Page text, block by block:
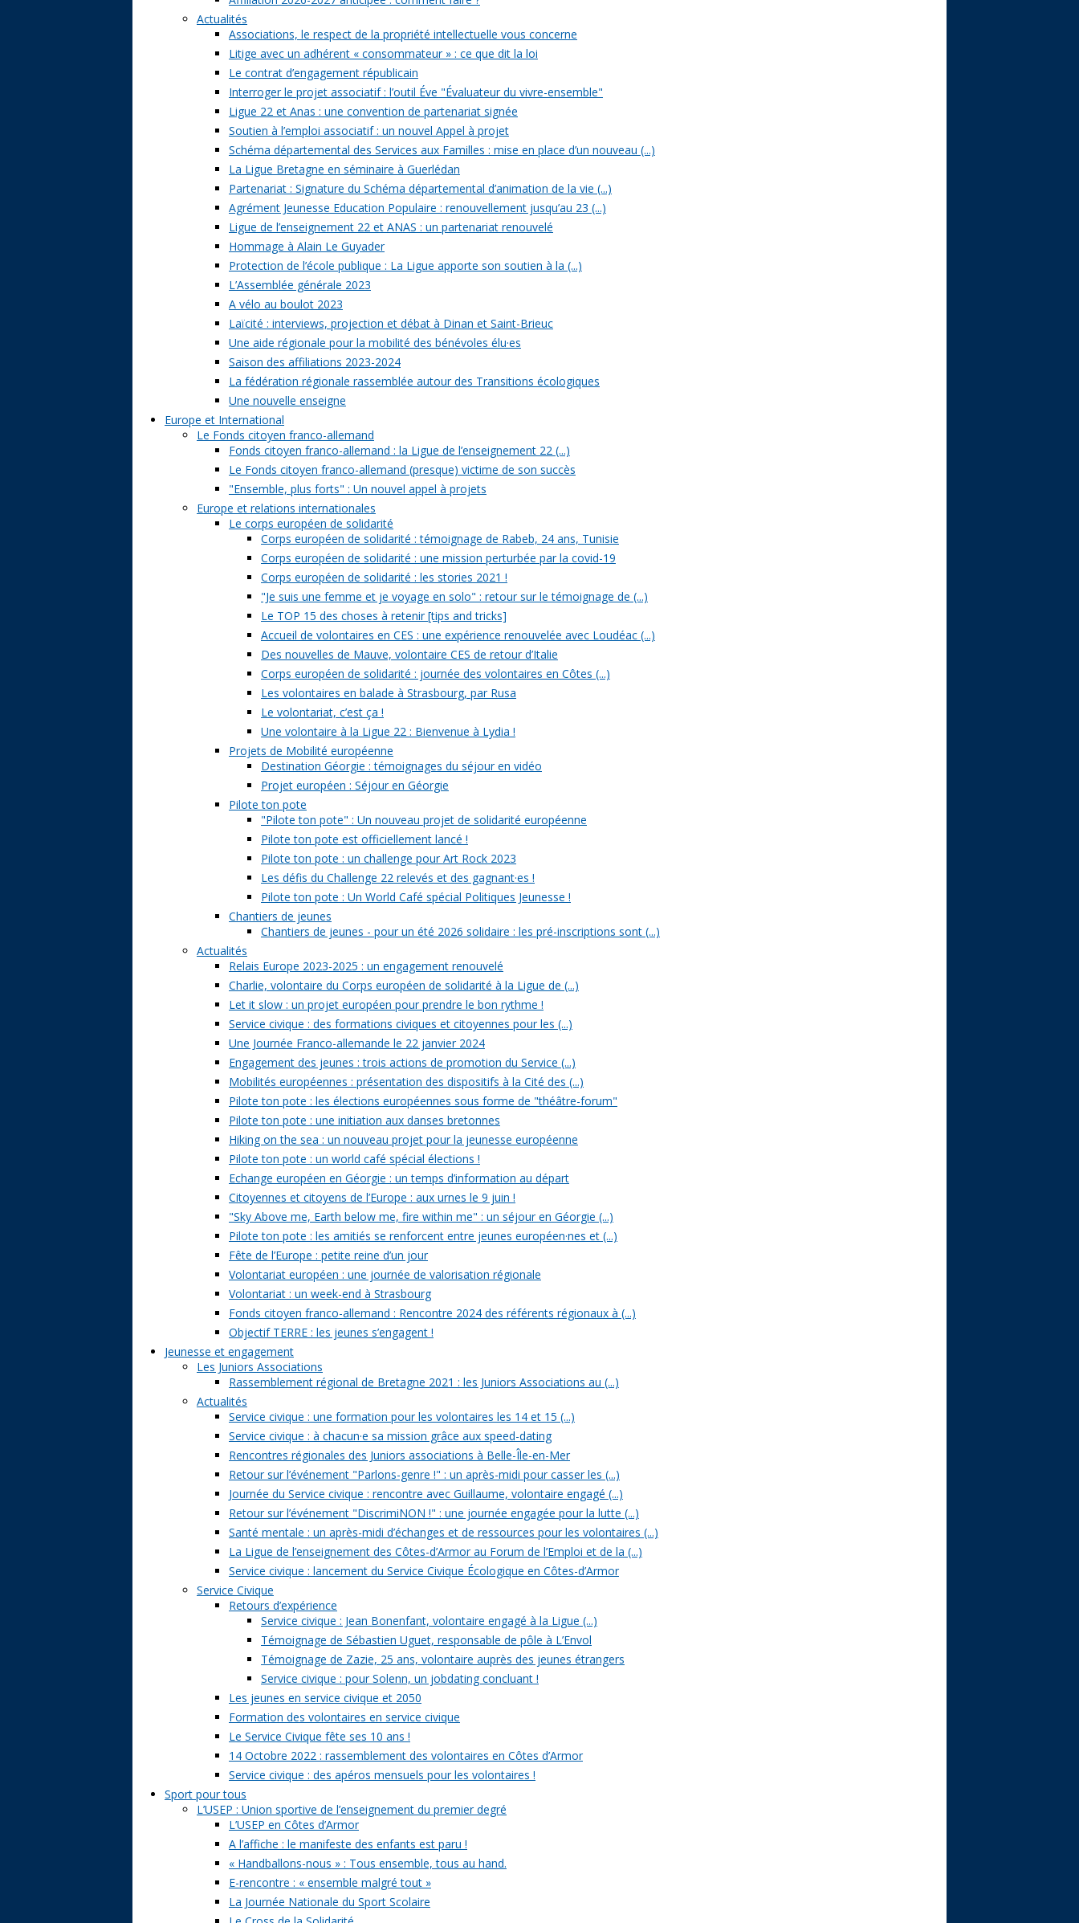
Actualités
Associations, le respect de la propriété intellectuelle vous concerne
Litige avec un adhérent « consommateur » : ce que dit la loi
Le contrat d’engagement républicain
Interroger le projet associatif : l’outil Éve "Évaluateur du vivre-ensemble"
Ligue 22 et Anas : une convention de partenariat signée
Soutien à l’emploi associatif : un nouvel Appel à projet
Schéma départemental des Services aux Familles : mise en place d’un nouveau (...)
La Ligue Bretagne en séminaire à Guerlédan
Partenariat : Signature du Schéma départemental d’animation de la vie (...)
Agrément Jeunesse Education Populaire : renouvellement jusqu’au 23 (...)
Ligue de l’enseignement 22 et ANAS : un partenariat renouvelé
Hommage à Alain Le Guyader
Protection de l’école publique : La Ligue apporte son soutien à la (...)
L’Assemblée générale 2023
A vélo au boulot 2023
Laïcité : interviews, projection et débat à Dinan et Saint-Brieuc
Une aide régionale pour la mobilité des bénévoles élu·es
Saison des affiliations 2023-2024
La fédération régionale rassemblée autour des Transitions écologiques
Une nouvelle enseigne
Europe et International
Le Fonds citoyen franco-allemand
Fonds citoyen franco-allemand : la Ligue de l’enseignement 22 (...)
Le Fonds citoyen franco-allemand (presque) victime de son succès
"Ensemble, plus forts" : Un nouvel appel à projets
Europe et relations internationales
Le corps européen de solidarité
Corps européen de solidarité : témoignage de Rabeb, 24 ans, Tunisie
Corps européen de solidarité : une mission perturbée par la covid-19
Corps européen de solidarité : les stories 2021 !
"Je suis une femme et je voyage en solo" : retour sur le témoignage de (...)
Le TOP 15 des choses à retenir [tips and tricks]
Accueil de volontaires en CES : une expérience renouvelée avec Loudéac (...)
Des nouvelles de Mauve, volontaire CES de retour d’Italie
Corps européen de solidarité : journée des volontaires en Côtes (...)
Les volontaires en balade à Strasbourg, par Rusa
Le volontariat, c’est ça !
Une volontaire à la Ligue 22 : Bienvenue à Lydia !
Projets de Mobilité européenne
Destination Géorgie : témoignages du séjour en vidéo
Projet européen : Séjour en Géorgie
Pilote ton pote
"Pilote ton pote" : Un nouveau projet de solidarité européenne
Pilote ton pote est officiellement lancé !
Pilote ton pote : un challenge pour Art Rock 2023
Les défis du Challenge 22 relevés et des gagnant·es !
Pilote ton pote : Un World Café spécial Politiques Jeunesse !
Chantiers de jeunes
Chantiers de jeunes - pour un été 2026 solidaire : les pré-inscriptions sont (...)
Actualités
Relais Europe 2023-2025 : un engagement renouvelé
Charlie, volontaire du Corps européen de solidarité à la Ligue de (...)
Let it slow : un projet européen pour prendre le bon rythme !
Service civique : des formations civiques et citoyennes pour les (...)
Une Journée Franco-allemande le 22 janvier 2024
Engagement des jeunes : trois actions de promotion du Service (...)
Mobilités européennes : présentation des dispositifs à la Cité des (...)
Pilote ton pote : les élections européennes sous forme de "théâtre-forum"
Pilote ton pote : une initiation aux danses bretonnes
Hiking on the sea : un nouveau projet pour la jeunesse européenne
Pilote ton pote : un world café spécial élections !
Echange européen en Géorgie : un temps d’information au départ
Citoyennes et citoyens de l’Europe : aux urnes le 9 juin !
"Sky Above me, Earth below me, fire within me" : un séjour en Géorgie (...)
Pilote ton pote : les amitiés se renforcent entre jeunes européen·nes et (...)
Fête de l’Europe : petite reine d’un jour
Volontariat européen : une journée de valorisation régionale
Volontariat : un week-end à Strasbourg
Fonds citoyen franco-allemand : Rencontre 2024 des référents régionaux à (...)
Objectif TERRE : les jeunes s’engagent !
Jeunesse et engagement
Les Juniors Associations
Rassemblement régional de Bretagne 2021 : les Juniors Associations au (...)
Actualités
Service civique : une formation pour les volontaires les 14 et 15 (...)
Service civique : à chacun·e sa mission grâce aux speed-dating
Rencontres régionales des Juniors associations à Belle-Île-en-Mer
Retour sur l’événement "Parlons-genre !" : un après-midi pour casser les (...)
Journée du Service civique : rencontre avec Guillaume, volontaire engagé (...)
Retour sur l’événement "DiscrimiNON !" : une journée engagée pour la lutte (...)
Santé mentale : un après-midi d’échanges et de ressources pour les volontaires (...)
La Ligue de l’enseignement des Côtes-d’Armor au Forum de l’Emploi et de la (...)
Service civique : lancement du Service Civique Écologique en Côtes-d’Armor
Service Civique
Retours d’expérience
Service civique : Jean Bonenfant, volontaire engagé à la Ligue (...)
Témoignage de Sébastien Uguet, responsable de pôle à L’Envol
Témoignage de Zazie, 25 ans, volontaire auprès des jeunes étrangers
Service civique : pour Solenn, un jobdating concluant !
Les jeunes en service civique et 2050
Formation des volontaires en service civique
Le Service Civique fête ses 10 ans !
14 Octobre 2022 : rassemblement des volontaires en Côtes d’Armor
Service civique : des apéros mensuels pour les volontaires !
Sport pour tous
L’USEP : Union sportive de l’enseignement du premier degré
L’USEP en Côtes d’Armor
A l’affiche : le manifeste des enfants est paru !
« Handballons-nous » : Tous ensemble, tous au hand.
E-rencontre : « ensemble malgré tout »
La Journée Nationale du Sport Scolaire